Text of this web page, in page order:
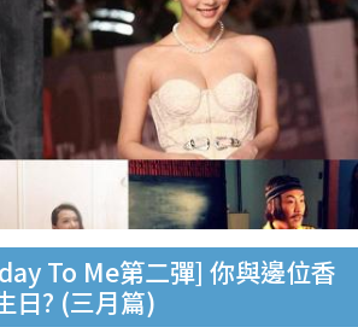
To Me第二彈] 你與邊位香
日? (三月篇)